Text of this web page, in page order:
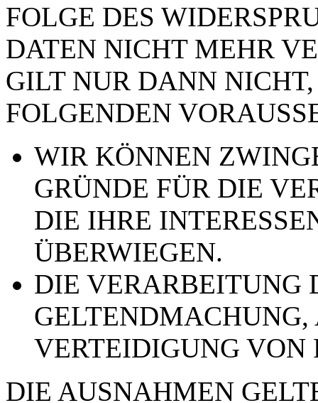
FOLGE DES
DATEN NICHT MEHR
GILT NUR DANN
FOLGENDEN
WIR KÖNNEN
GRÜNDE FÜR DIE
DIE IHRE
ÜBERWIEGEN.
DIE VERARBEITUNG
VERTEIDIGUNG VON
DIE AUSNAHMEN